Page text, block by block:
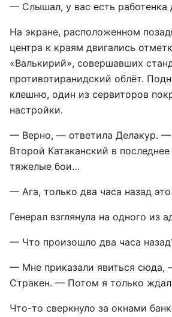
— Слышал, у вас есть работенка
На экране, расположенном
центра к краям двигались
«Валькирий», совершавших
противотиранидский облёт.
клешню, один из сервиторов
настройки.
— Верно, — ответила Делакур.
Второй Катаканский в
тяжелые бои…
— Ага, только два часа назад
Генерал взглянула на одного из
— Что произошло два часа
— Мне приказали явиться сюда,
Стракен. — Потом я только
Что-то сверкнуло за окнами